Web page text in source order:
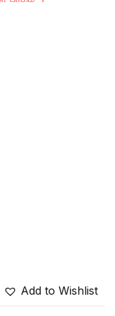
Add to Wishlist